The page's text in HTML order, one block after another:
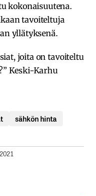
kokonaisuutena.
tavoiteltuja
yllätyksenä.
joita on tavoiteltu
Keski-Karhu
sähkön hinta